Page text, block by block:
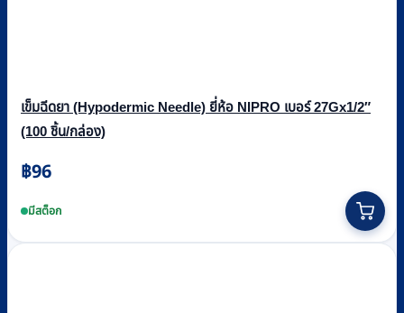
เข็มฉีดยา (Hypodermic Needle) ยี่ห้อ NIPRO เบอร์ 27Gx1/2″
(100 ชิ้น/กล่อง)
฿96
มีสต็อก